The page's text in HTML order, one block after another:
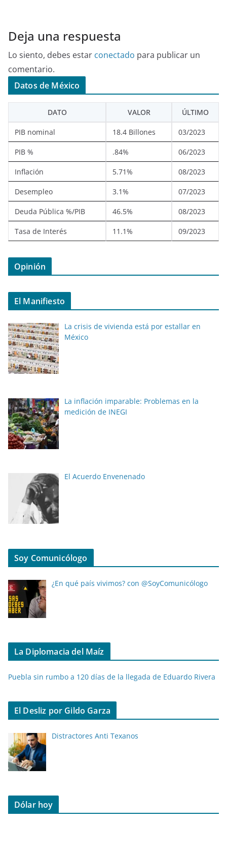
Deja una respuesta
Lo siento, debes estar conectado para publicar un
comentario.
Datos de México
DATO VALOR ÚLTIMO
PIB nominal 18.4 Billones 03/2023
PIB % .84% 06/2023
Inflación 5.71% 08/2023
Desempleo 3.1% 07/2023
Deuda Pública %/PIB 46.5% 08/2023
Tasa de Interés 11.1% 09/2023
Opinión
El Manifiesto
La crisis de vivienda está por estallar en
México
La inflación imparable: Problemas en la
medición de INEGI
El Acuerdo Envenenado
Soy Comunicólogo
¿En qué país vivimos? con @SoyComunicólogo
La Diplomacia del Maíz
Puebla sin rumbo a 120 días de la llegada de Eduardo Rivera
El Desliz por Gildo Garza
Distractores Anti Texanos
Dólar hoy